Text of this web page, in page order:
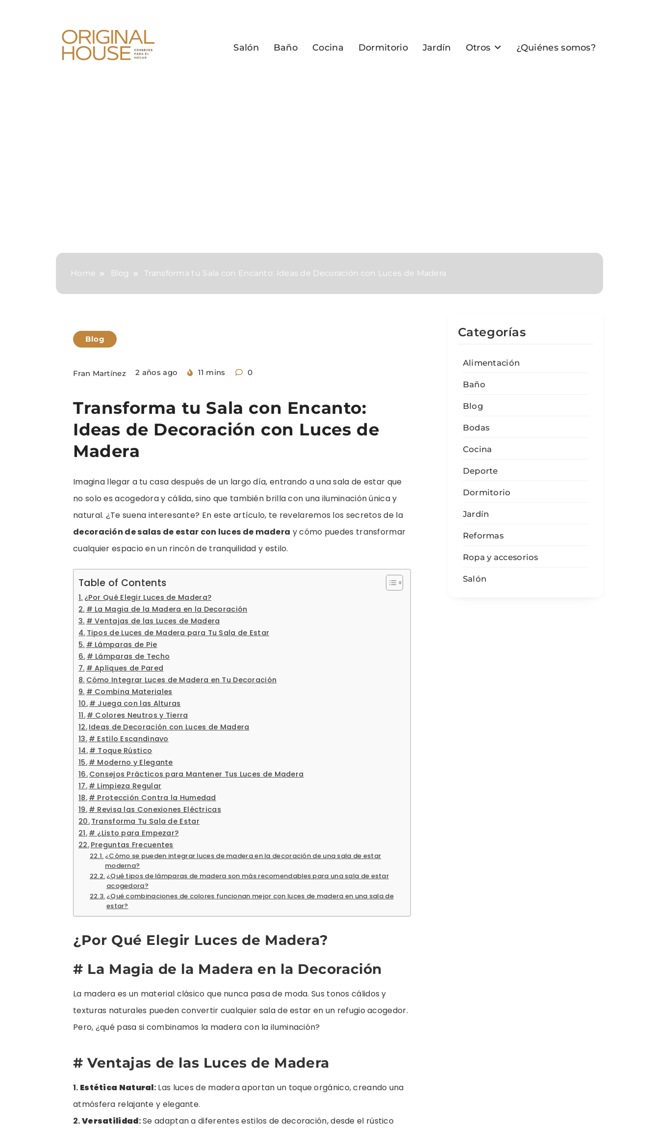
Salón Baño Cocina Dormitorio Jardín Otros ¿Quiénes somos?
Home Blog Transforma tu Sala con Encanto: Ideas de Decoración con Luces de Madera
Blog
Fran Martínez 2 años ago 11 mins 0
Transforma tu Sala con Encanto:
Ideas de Decoración con Luces de
Madera
Imagina llegar a tu casa después de un largo día, entrando a una sala de estar que
no solo es acogedora y cálida, sino que también brilla con una iluminación única y
natural. ¿Te suena interesante? En este artículo, te revelaremos los secretos de la
decoración de salas de estar con luces de madera y cómo puedes transformar
cualquier espacio en un rincón de tranquilidad y estilo.
Table of Contents
¿Por Qué Elegir Luces de Madera?
# La Magia de la Madera en la Decoración
# Ventajas de las Luces de Madera
Tipos de Luces de Madera para Tu Sala de Estar
# Lámparas de Pie
# Lámparas de Techo
# Apliques de Pared
Cómo Integrar Luces de Madera en Tu Decoración
# Combina Materiales
# Juega con las Alturas
# Colores Neutros y Tierra
Ideas de Decoración con Luces de Madera
# Estilo Escandinavo
# Toque Rústico
# Moderno y Elegante
Consejos Prácticos para Mantener Tus Luces de Madera
# Limpieza Regular
# Protección Contra la Humedad
# Revisa las Conexiones Eléctricas
Transforma Tu Sala de Estar
# ¿Listo para Empezar?
Preguntas Frecuentes
¿Cómo se pueden integrar luces de madera en la decoración de una sala de estar
moderna?
¿Qué tipos de lámparas de madera son más recomendables para una sala de estar
acogedora?
¿Qué combinaciones de colores funcionan mejor con luces de madera en una sala de
estar?
¿Por Qué Elegir Luces de Madera?
# La Magia de la Madera en la Decoración
La madera es un material clásico que nunca pasa de moda. Sus tonos cálidos y
texturas naturales pueden convertir cualquier sala de estar en un refugio acogedor.
Pero, ¿qué pasa si combinamos la madera con la iluminación?
# Ventajas de las Luces de Madera
1. Estética Natural: Las luces de madera aportan un toque orgánico, creando una
atmósfera relajante y elegante.
2.Versatilidad:Se adaptan a diferentes estilos de decoración, desde el rústico
Categorías
Alimentación
Baño
Blog
Bodas
Cocina
Deporte
Dormitorio
Jardín
Reformas
Ropa y accesorios
Salón